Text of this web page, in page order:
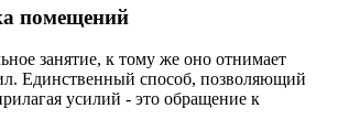
помещений
занятие, к тому же оно отнимает
Единственный способ, позволяющий
усилий - это обращение к